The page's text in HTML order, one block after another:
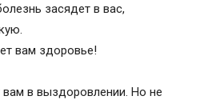
засядет в вас,
вам здоровье!
в выздоровлении. Но не